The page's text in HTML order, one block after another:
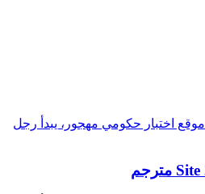
اختبار حكومي مهجور، يبدأ رجل